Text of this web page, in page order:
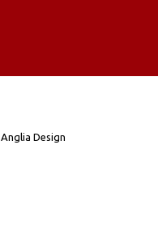
Anglia Design